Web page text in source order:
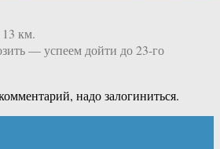
13 км.
— успеем дойти до 23-го
надо залогиниться.